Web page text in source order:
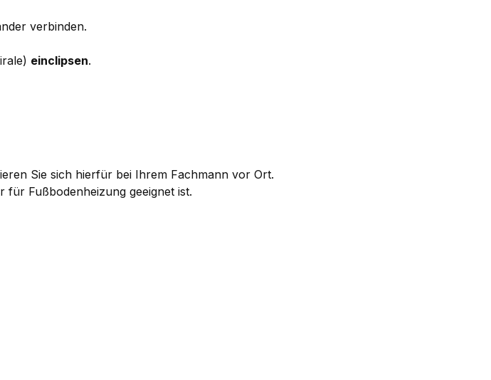
verbinden.
einclipsen.
Sie sich hierfür bei Ihrem Fachmann vor Ort.
für Fußbodenheizung geeignet ist.